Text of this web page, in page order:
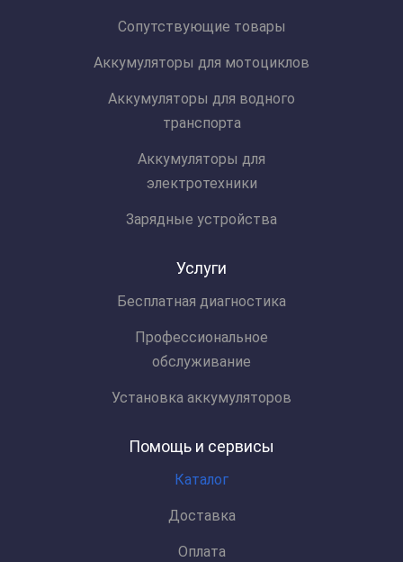
Сопутствующие товары
Аккумуляторы для мотоциклов
Аккумуляторы для водного
транспорта
Аккумуляторы для
электротехники
Зарядные устройства
Услуги
Бесплатная диагностика
Профессиональное
обслуживание
Установка аккумуляторов
Помощь и сервисы
Каталог
Доставка
Оплата